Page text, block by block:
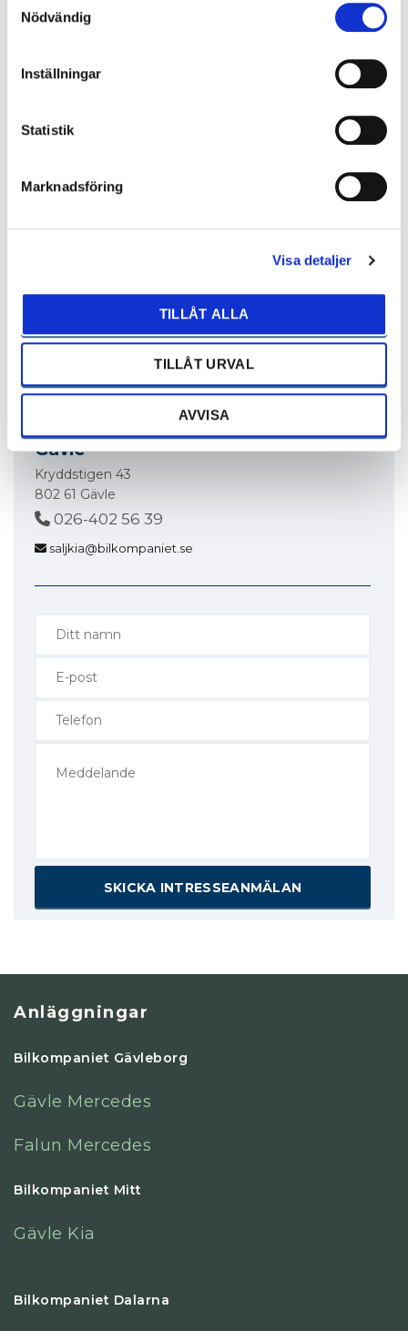
Nödvändig
Inställningar
Statistik
Marknadsföring
Visa detaljer
TILLÅT ALLA
TILLÅT URVAL
AVVISA
ORT
MÄTARSTÄLLNING 8793 mil
Gävle
Kryddstigen 43
802 61 Gävle
026-402 56 39
saljkia@bilkompaniet.se
Anläggningar
Bilkompaniet Gävleborg
Gävle Mercedes
Falun Mercedes
Bilkompaniet Mitt
Gävle Kia
Bilkompaniet Dalarna